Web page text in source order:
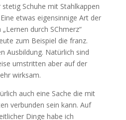
Schuhe mit Stahlkappen
etwas eigensinnige Art der
durch SChmerz“
zum Beispiel die franz.
Ausbildung. Natürlich sind
umstritten aber auf der
wirksam.
auch eine Sache die mit
verbunden sein kann. Auf
Dinge habe ich